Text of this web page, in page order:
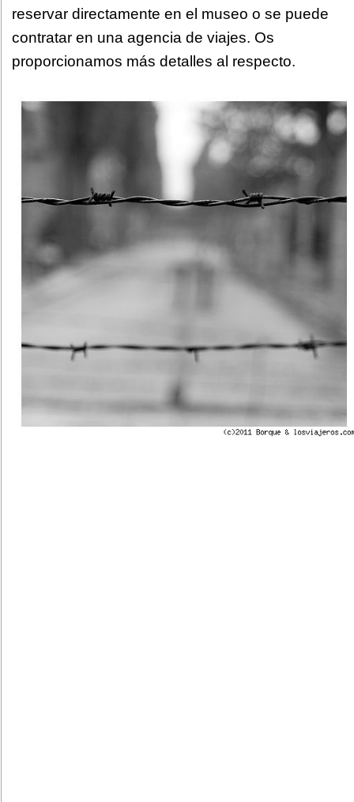
reservar directamente en el museo o se puede
contratar en una agencia de viajes. Os
proporcionamos más detalles al respecto.